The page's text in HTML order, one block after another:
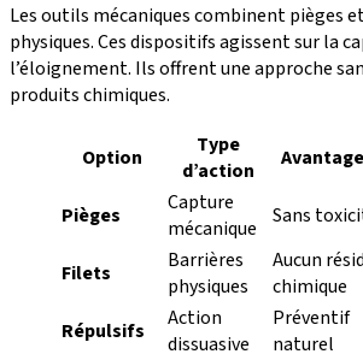
Les outils mécaniques combinent pièges
physiques. Ces dispositifs agissent sur la
l’éloignement. Ils offrent une approche
produits chimiques.
Option
Type
d’action
Pièges
Capture
mécanique
Sans
Filets
Barrières
physiques
Aucun
chimique
Répulsifs
Action
dissuasive
Préventif
naturel